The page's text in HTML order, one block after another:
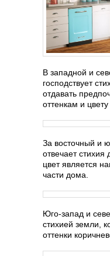
В западной и
господствует
отдавать
оттенкам и
За восточный и
отвечает
цвет является
части дома.
Юго-запад и
стихией земли,
оттенки